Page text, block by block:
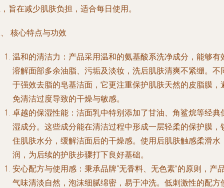
旨在减少肌肤负担，适合每日使用。
核心特点与功效
温和的清洁力 ：产品采用温和的氨基酸系洗净成分，能够有
溶解面部多余油脂、污垢及淡妆，洗后肌肤清爽不紧绷。不
于强效去脂的皂基洁面，它更注重保护肌肤天然的皮脂膜，
免清洁过度导致的干燥与敏感。
卓越的保湿性能 ：洁面乳中特别添加了甘油、角鲨烷等经典
湿成分。这些成分能在清洁过程中形成一层轻柔的保护膜，
住肌肤水分，缓解洁面后的干燥感。使用后肌肤触感柔滑水
润，为后续的护肤步骤打下良好基础。
安心配方与使用感 ：秉承品牌“无香料、无色素”的原则，产
气味清淡自然，泡沫细腻绵密，易于冲洗。低刺激性的配方